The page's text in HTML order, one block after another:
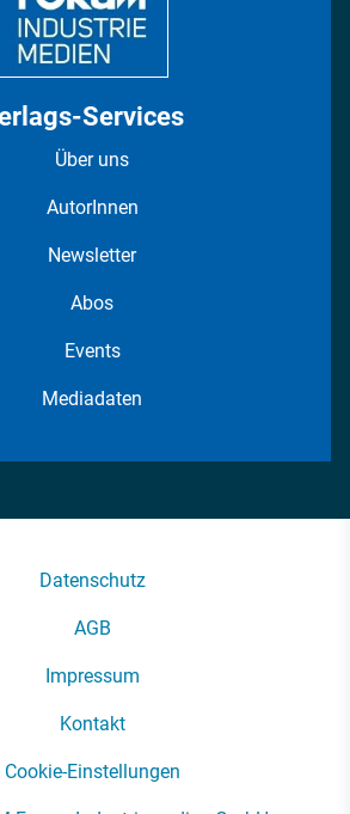
Services
Über uns
AutorInnen
Newsletter
Abos
Events
Mediadaten
Datenschutz
AGB
Impressum
Kontakt
Cookie-Einstellungen